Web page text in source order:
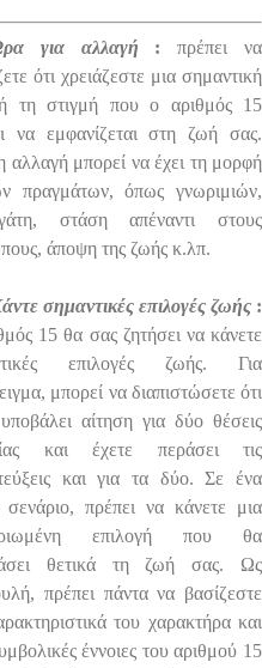
για αλλαγή : πρέπει να
ότι χρειάζεστε μια σημαντική
τη στιγμή που ο αριθμός 15
να εμφανίζεται στη ζωή σας.
αλλαγή μπορεί να έχει τη μορφή
πραγμάτων, όπως γνωριμιών,
στάση απέναντι στους
άποψη της ζωής κ.λπ.
σημαντικές επιλογές ζωής :
15 θα σας ζητήσει να κάνετε
επιλογές ζωής. Για
μπορεί να διαπιστώσετε ότι
αίτηση για δύο θέσεις
και έχετε περάσει τις
και για τα δύο. Σε ένα
σενάριο, πρέπει να κάνετε μια
επιλογή που θα
θετικά τη ζωή σας. Ως
πρέπει πάντα να βασίζεστε
του χαρακτήρα και
έννοιες του αριθμού 15